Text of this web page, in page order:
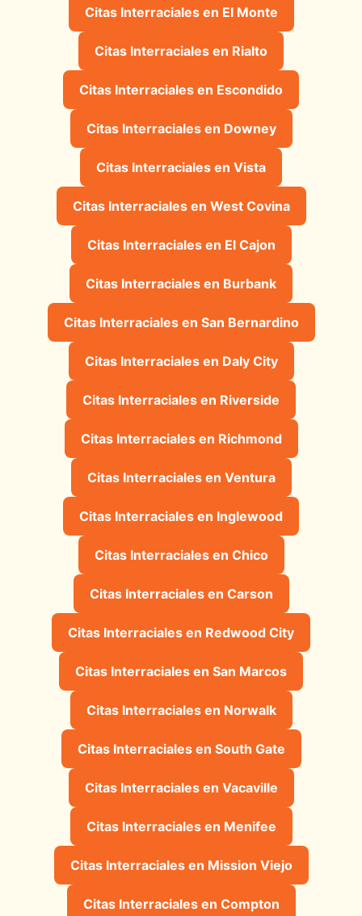
Citas Interraciales en El Monte
Citas Interraciales en Rialto
Citas Interraciales en Escondido
Citas Interraciales en Downey
Citas Interraciales en Vista
Citas Interraciales en West Covina
Citas Interraciales en El Cajon
Citas Interraciales en Burbank
Citas Interraciales en San Bernardino
Citas Interraciales en Daly City
Citas Interraciales en Riverside
Citas Interraciales en Richmond
Citas Interraciales en Ventura
Citas Interraciales en Inglewood
Citas Interraciales en Chico
Citas Interraciales en Carson
Citas Interraciales en Redwood City
Citas Interraciales en San Marcos
Citas Interraciales en Norwalk
Citas Interraciales en South Gate
Citas Interraciales en Vacaville
Citas Interraciales en Menifee
Citas Interraciales en Mission Viejo
Citas Interraciales en Compton